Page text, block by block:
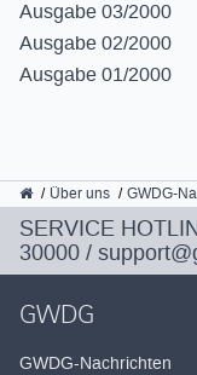
Ausgabe 03/2000
Ausgabe 02/2000
Ausgabe 01/2000
GWDG
Über uns GWDG-
SERVICE
30000 /
GWDG
GWDG-Nachrichten